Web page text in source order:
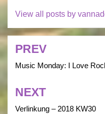
View all posts by
Post
navigation
PREV
Music Monday: I Love
NEXT
Verlinkung – 2018 KW30